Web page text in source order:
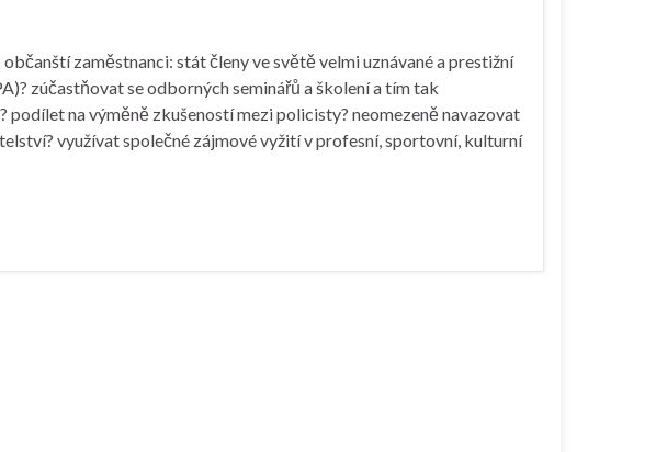
zaměstnanci: stát členy ve světě velmi uznávané a prestižní
zúčastňovat se odborných seminářů a školení a tím tak
podílet na výměně zkušeností mezi policisty? neomezeně navazovat
využívat společné zájmové vyžití v profesní, sportovní, kulturní